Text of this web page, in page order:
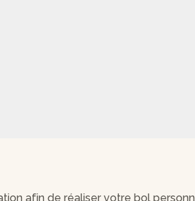
afin de réaliser votre bol